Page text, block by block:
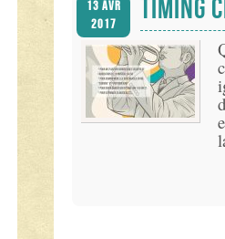
TIMING
13 Avr
2017